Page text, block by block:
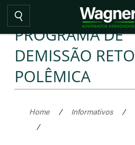
PROGRAMA DE
DEMISSÃO
POLÊMICA
Home / Informativos /
/